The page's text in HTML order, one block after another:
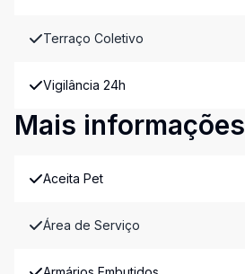
Terraço Coletivo
Vigilância 24h
Mais informações
Aceita Pet
Área de Serviço